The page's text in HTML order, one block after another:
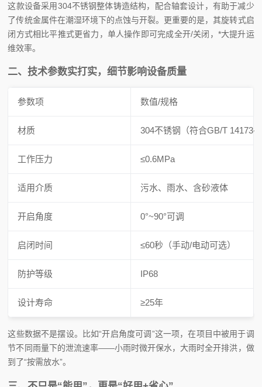
这款设备采用304不锈钢整体铸造结构，配合轴套设计，有助于减少
了传统金属件在潮湿环境下的点蚀与开裂。更重要的是，其旋转式启
闭方式相比平推式更省力，单人操作即可完成全开/关闭，*大提升运
维效率。
二、技术参数实打实，细节影响设备质量
参数项 数值/规格
材质 304不锈钢（符合GB/T 14173-
工作压力 ≤0.6MPa
适用介质 污水、雨水、含砂液体
开启角度 0°~90°可调
启闭时间 ≤60秒（手动/电动可选）
防护等级 IP68
设计寿命 ≥25年
这些数据不是摆设。比如“开启角度可调”这一项，在项目中被用于调
节不同雨量下的泄流速率——小雨时微开保水，大雨时全开排洪，做
到了“按需放水”。